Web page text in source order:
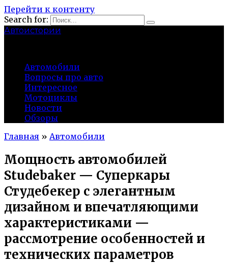
Перейти к контенту
Search for:
Автоистории
Автомобили
Вопросы про авто
Интересное
Мотоциклы
Новости
Обзоры
Главная » Автомобили
Мощность автомобилей
Studebaker — Суперкары
Студебекер с элегантным
дизайном и впечатляющими
характеристиками —
рассмотрение особенностей и
технических параметров